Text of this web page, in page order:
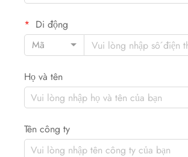
Di động
Mã
Họ và tên
Tên công ty